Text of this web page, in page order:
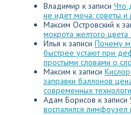
Владимир к записи Что
не идет моча: советы
Максим Островский к
мокрота желтого
Илья к записи Почему
быстрее устают при
простыми словами о
Максим к записи
заправки баллонов
современных
Адам Борисов к записи
воспалился лимфоузел